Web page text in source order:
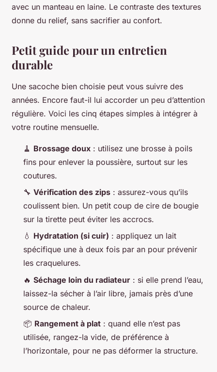
avec un manteau en laine. Le contraste des textures
donne du relief, sans sacrifier au confort.
Petit guide pour un entretien
durable
Une sacoche bien choisie peut vous suivre des
années. Encore faut-il lui accorder un peu d’attention
régulière. Voici les cinq étapes simples à intégrer à
votre routine mensuelle.
🧹 Brossage doux : utilisez une brosse à poils
fins pour enlever la poussière, surtout sur les
coutures.
🔧 Vérification des zips : assurez-vous qu’ils
coulissent bien. Un petit coup de cire de bougie
sur la tirette peut éviter les accrocs.
💧 Hydratation (si cuir) : appliquez un lait
spécifique une à deux fois par an pour prévenir
les craquelures.
🔥 Séchage loin du radiateur : si elle prend l’eau,
laissez-la sécher à l’air libre, jamais près d’une
source de chaleur.
📦 Rangement à plat : quand elle n’est pas
utilisée, rangez-la vide, de préférence à
l’horizontale, pour ne pas déformer la structure.